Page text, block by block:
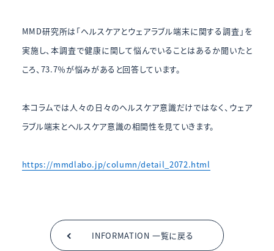
MMD研究所は「ヘルスケアとウェアラブル端末に関する調査」を
実施し、本調査で健康に関して悩んでいることはあるか聞いたと
ころ、73.7％が悩みがあると回答しています。
本コラムでは人々の日々のヘルスケア意識だけではなく、ウェア
ラブル端末とヘルスケア意識の相関性を見ていきます。
https://mmdlabo.jp/column/detail_2072.html
INFORMATION 一覧に戻る